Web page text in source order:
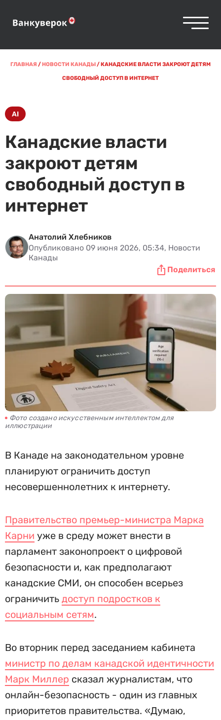
ГЛАВНАЯ /НОВОСТИ КАНАДЫ/КАНАДСКИЕ ВЛАСТИ ЗАКРОЮТ ДЕТЯМ
СВОБОДНЫЙ ДОСТУП В ИНТЕРНЕТ
AI
Канадские власти
закроют детям
свободный доступ в
интернет
Анатолий Хлебников
Опубликовано 09 июня 2026, 05:34, Новости
Канады
Поделиться
Фото создано искусственным интеллектом для
иллюстрации
В Канаде на законодательном уровне
планируют ограничить доступ
несовершеннолетних к интернету.
Правительство премьер-министра Марка
Карни уже в среду может внести в
парламент законопроект о цифровой
безопасности и, как предполагают
канадские СМИ, он способен всерьез
ограничить доступ подростков к
социальным сетям.
Во вторник перед заседанием кабинета
министр по делам канадской идентичности
Марк Миллер сказал журналистам, что
онлайн-безопасность - один из главных
приоритетов правительства. «Думаю,